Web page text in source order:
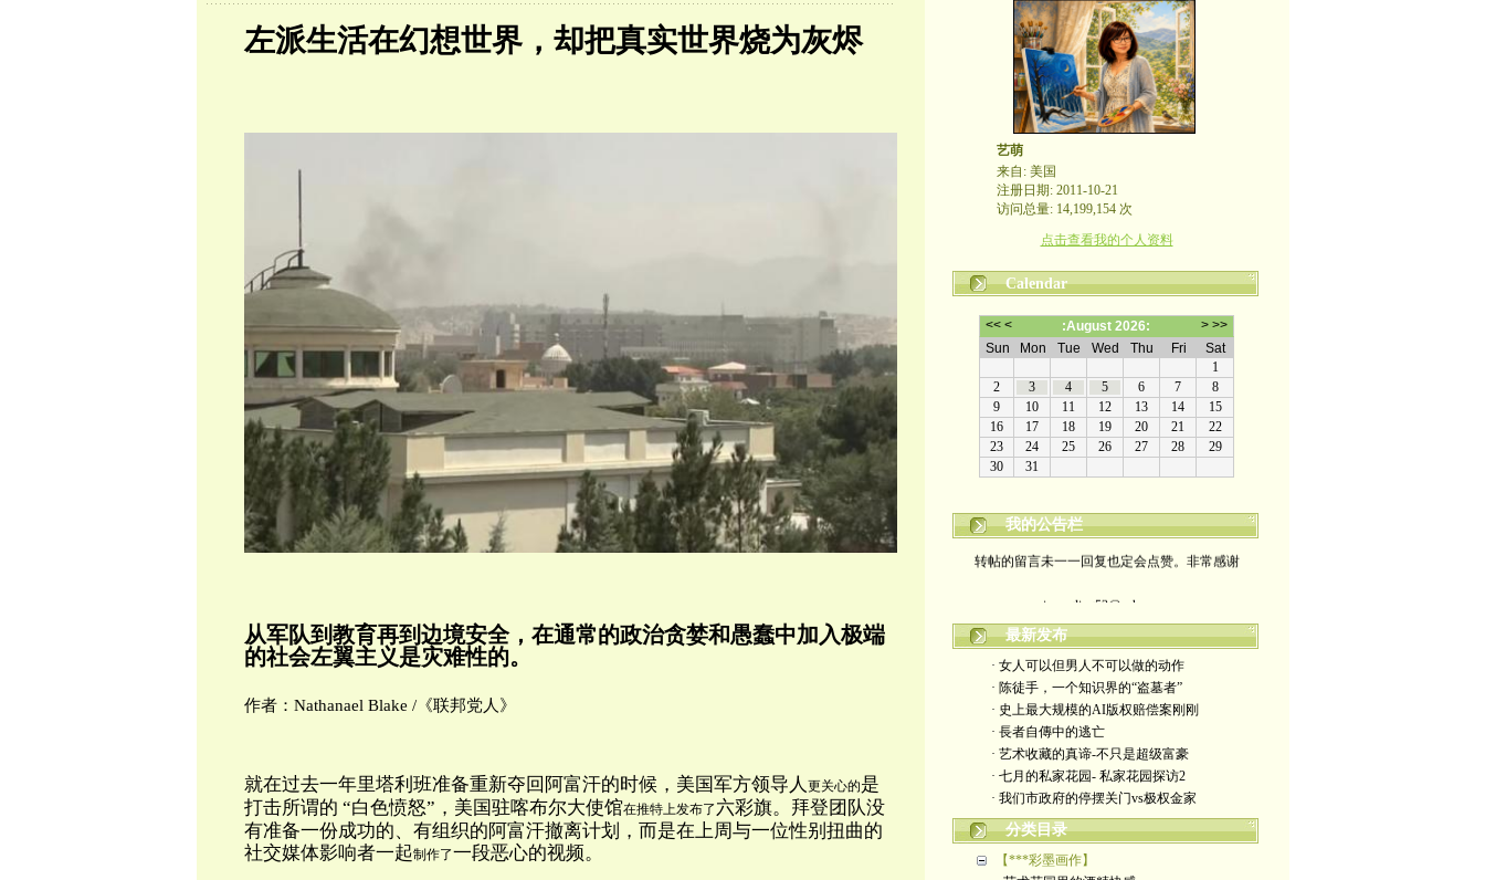
左派生活在幻想世界，却把真实世界烧为灰烬
从军队到教育再到边境安全，在通常的政治贪婪和愚蠢中加入极端
的社会左翼主义是灾难性的。
作者：Nathanael Blake /《联邦党人》
就在过去一年里塔利班准备重新夺回阿富汗的时候，美国军方领导人 更关心的是
打击所谓的 “白色愤怒”，美国驻喀布尔大使馆在推特上发布了 六彩旗。拜登团队没
有准备一份成功的、有组织的阿富汗撤离计划，而是在上周与一位性别扭曲的
社交媒体影响者一起制作了一段恶心的视频。
艺萌
来自: 美国
注册日期: 2011-10-21
访问总量: 14,199,154 次
点击查看我的个人资料
Calendar
我的公告栏
有意收藏者请私信我，感谢一贯支持
政治转载不一定代表本人意见
艺术博客：https://yimengl.blog
目录中标注星号的为本人艺术原创
最新发布
· 女人可以但男人不可以做的动作
· 陈徒手，一个知识界的“盗墓者”
· 史上最大规模的AI版权赔偿案刚刚
· 長者自傳中的逃亡
· 艺术收藏的真谛-不只是超级富豪
· 七月的私家花园- 私家花园探访2
· 我们市政府的停摆关门vs极权金家
分类目录
【***彩墨画作】